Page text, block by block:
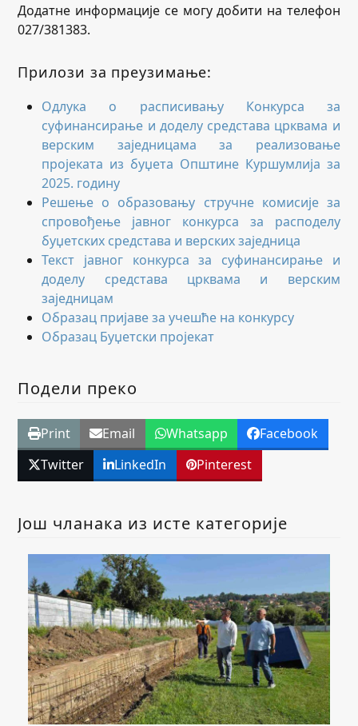
Додатне информације се могу добити на телефон
027/381383.
Прилози за преузимање:
Одлука о расписивању Конкурса за
суфинансирање и доделу средстава црквама и
верским заједницама за реализовање
пројеката из буџета Општине Куршумлија за
2025. годину
Решење о образовању стручне комисије за
спровођење јавног конкурса за расподелу
буџетских средстава и верских заједница
Текст јавног конкурса за суфинансирање и
доделу средстава црквама и верским
заједницам
Образац пријаве за учешће на конкурсу
Образац Буџетски пројекат
Подели преко
Print Email Whatsapp
Facebook
Twitter
LinkedIn Pinterest
Још чланака из исте категорије